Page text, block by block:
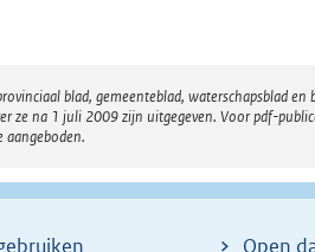
blad, gemeenteblad, waterschapsblad
ze na 1 juli 2009 zijn uitgegeven. Voor pdf-
aangeboden.
Open